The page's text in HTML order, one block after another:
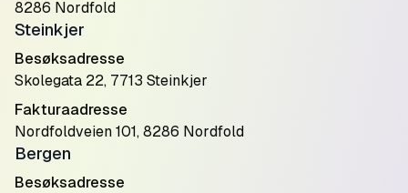
8286 Nordfold
Steinkjer
Besøksadresse
Skolegata 22, 7713 Steinkjer
Fakturaadresse
Nordfoldveien 101, 8286 Nordfold
Bergen
Besøksadresse